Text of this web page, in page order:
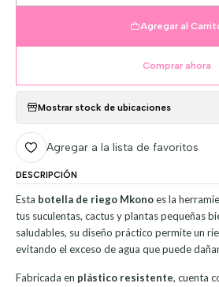
Agregar al
Comprar ahora
Mostrar stock de ubicaciones
Agregar a la lista de favoritos
DESCRIPCIÓN
Esta botella de riego Mkonoes la
tus suculentas, cactus y plantas pequeñas
saludables, su diseño práctico permite un
evitando el exceso de agua que puede
Fabricada en plástico resistente, cuenta